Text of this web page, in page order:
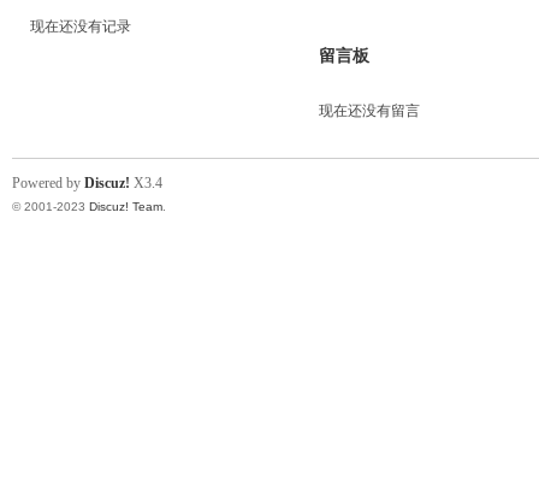
现在还没有记录
留言板
现在还没有留言
Powered by Discuz! X3.4
© 2001-2023 Discuz! Team